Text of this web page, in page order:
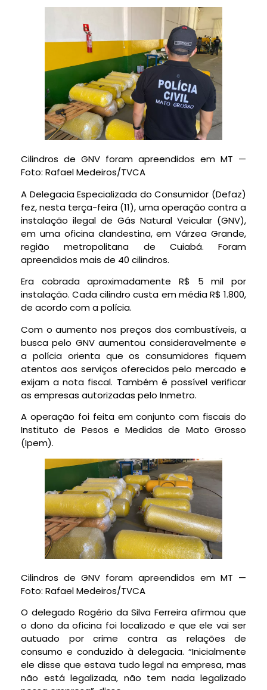
Cilindros de GNV foram apreendidos em MT —
Foto: Rafael Medeiros/TVCA
A Delegacia Especializada do Consumidor (Defaz)
fez, nesta terça-feira (11), uma operação contra a
instalação ilegal de Gás Natural Veicular (GNV),
em uma oficina clandestina, em Várzea Grande,
região metropolitana de Cuiabá. Foram
apreendidos mais de 40 cilindros.
Era cobrada aproximadamente R$ 5 mil por
instalação. Cada cilindro custa em média R$ 1.800,
de acordo com a polícia.
Com o aumento nos preços dos combustíveis, a
busca pelo GNV aumentou consideravelmente e
a polícia orienta que os consumidores fiquem
atentos aos serviços oferecidos pelo mercado e
exijam a nota fiscal. Também é possível verificar
as empresas autorizadas pelo Inmetro.
A operação foi feita em conjunto com fiscais do
Instituto de Pesos e Medidas de Mato Grosso
(Ipem).
Cilindros de GNV foram apreendidos em MT —
Foto: Rafael Medeiros/TVCA
O delegado Rogério da Silva Ferreira afirmou que
o dono da oficina foi localizado e que ele vai ser
autuado por crime contra as relações de
consumo e conduzido à delegacia. “Inicialmente
ele disse que estava tudo legal na empresa, mas
não está legalizada, não tem nada legalizado